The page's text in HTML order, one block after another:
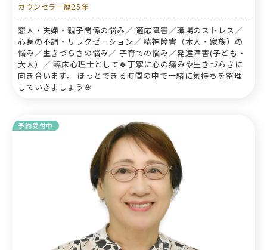
カウンセラー歴25年
恋人・夫婦・親子関係の悩み／ 適応障害／職場のストレス／
心身の不調・リラクゼーション／ 精神障害（本人・家族）の
悩み／生きづらさの悩み／ 子育ての悩み／発達障害(子ども・
大人）／ 臨床心理士として🍀丁寧に心の痛みや生きづらさに
向き合います。 ほっとできる時間の中で一緒に気持ちを整理
していきましょう🌸
予約受付中